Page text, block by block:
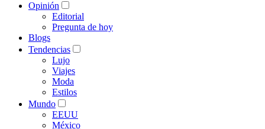
Opinión
Editorial
Pregunta de hoy
Blogs
Tendencias
Lujo
Viajes
Moda
Estilos
Mundo
EEUU
México